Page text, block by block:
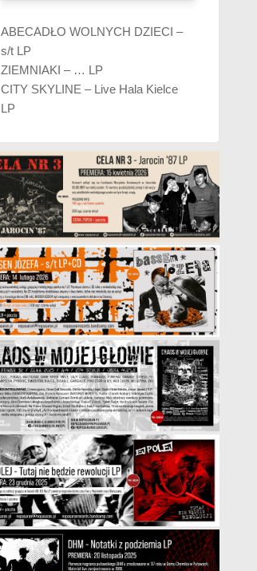
ABECADŁO WOLNYCH DZIECI –
s/t LP
ZIEMNIAKI – … LP
CITY SKYLINE – Live Hala Kielce
LP